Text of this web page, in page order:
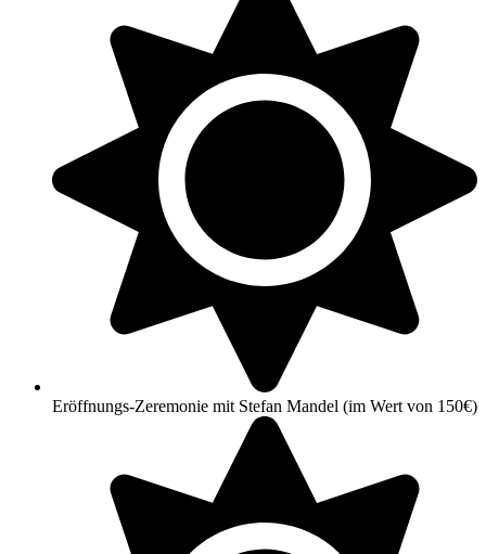
Eröffnungs-Zeremonie mit Stefan Mandel (im Wert von 150€)